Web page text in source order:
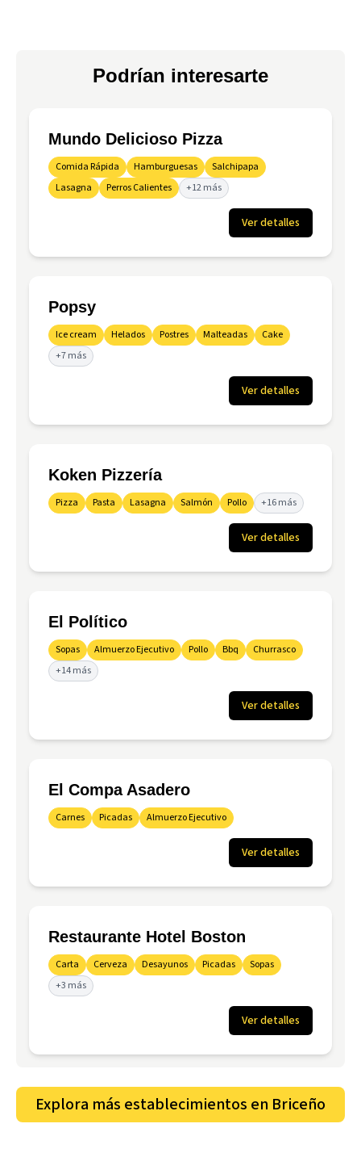
Podrían interesarte
Mundo Delicioso Pizza
Comida Rápida Hamburguesas
Salchipapa
Lasagna
Perros Calientes +12 más
Ver detalles
Popsy
Ice cream Helados Postres Malteadas
Cake
+7 más
Ver detalles
Koken Pizzería
Pizza Pasta Lasagna Salmón Pollo +16 más
Ver detalles
El Político
Sopas Almuerzo Ejecutivo Pollo Bbq
Churrasco
+14 más
Ver detalles
El Compa Asadero
Carnes Picadas Almuerzo Ejecutivo
Ver detalles
Restaurante Hotel Boston
Carta Cerveza Desayunos Picadas
Sopas
+3 más
Ver detalles
Explora más establecimientos en Briceño